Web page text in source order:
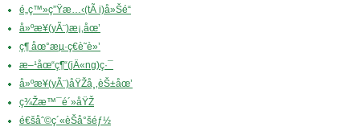
é„­ç™»ç”Ÿæ…‹(tÃ i)å»Šé“
å»ºæ¥­(yÃ¨)æ¡‚åœ’
ç¶ åœ°æµ·ç€è˜­è»’
æ–¹åœ“ç¶“(jÄ«ng)ç·¯
å»ºæ¥­(yÃ¨)åŸŽå¸‚èŠ±åœ’
ç¾Žæ™¯é´»åŸŽ
é€šåˆ©ç´«èŠå°šéƒ½